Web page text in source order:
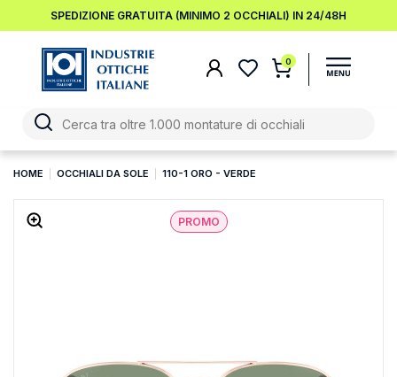
SPEDIZIONE GRATUITA (MINIMO 2 OCCHIALI) IN 24/48H
0
HOME OCCHIALI DA SOLE 110-1 ORO - VERDE
PROMO